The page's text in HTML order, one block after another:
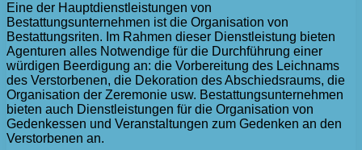
Eine der Hauptdienstleistungen von
Bestattungsunternehmen ist die Organisation von
Bestattungsriten. Im Rahmen dieser Dienstleistung bieten
Agenturen alles Notwendige für die Durchführung einer
würdigen Beerdigung an: die Vorbereitung des Leichnams
des Verstorbenen, die Dekoration des Abschiedsraums, die
Organisation der Zeremonie usw. Bestattungsunternehmen
bieten auch Dienstleistungen für die Organisation von
Gedenkessen und Veranstaltungen zum Gedenken an den
Verstorbenen an.